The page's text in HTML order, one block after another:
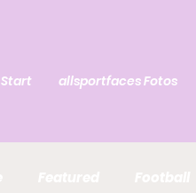
Start allsportfaces Fotos